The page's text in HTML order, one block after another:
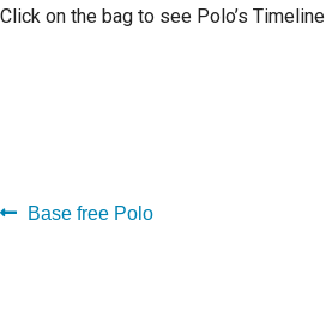
00's
10's
20's
Click on the bag to see Polo’s Timeline
Base free Polo